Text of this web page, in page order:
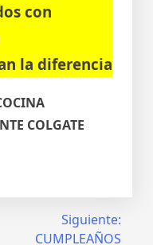
con
la diferencia
COLGATE
Siguiente:
CUMPLEAÑOS